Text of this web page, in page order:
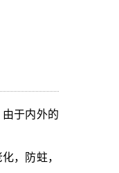
于内外的
，防蛀，